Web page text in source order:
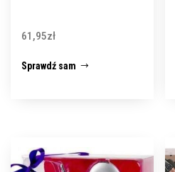
61,95zł
Sprawdź sam